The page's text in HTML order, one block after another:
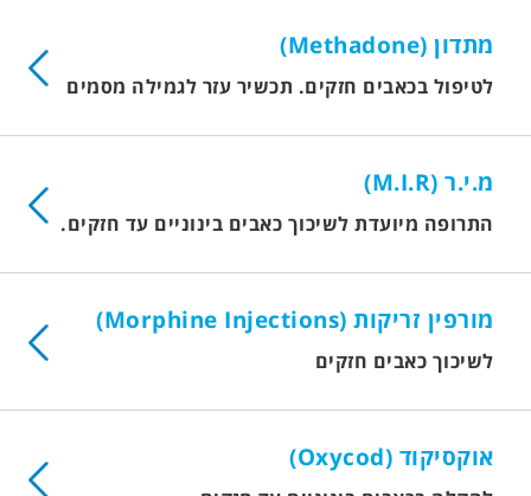
מתדון (Methadone)
לטיפול בכאבים חזקים. תכשיר עזר לגמילה מסמים
מ.י.ר (M.I.R)
התרופה מיועדת לשיכוך כאבים בינוניים עד חזקים.
מורפין זריקות (Morphine Injections)
לשיכוך כאבים חזקים
אוקסיקוד (Oxycod)